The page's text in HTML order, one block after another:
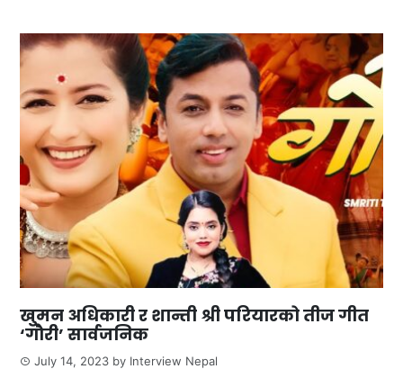
खुमन अधिकारी र शान्ती श्री परियारको तीज गीत
‘गौरी’ सार्वजनिक
July 14, 2023 by Interview Nepal